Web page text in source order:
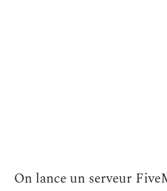
On lance un serveur